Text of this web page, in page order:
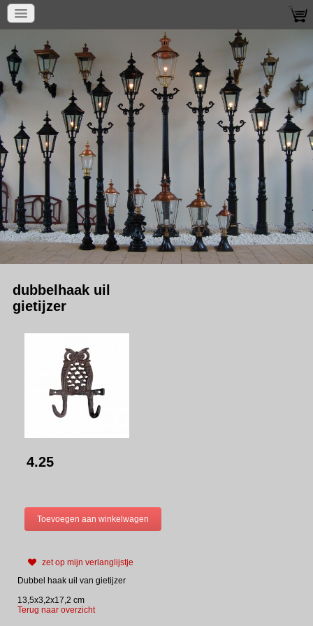
dubbelhaak uil
gietijzer
4.25
zet op mijn verlanglijstje
Dubbel haak uil van gietijzer
13,5x3,2x17,2 cm
Terug naar overzicht